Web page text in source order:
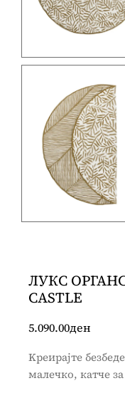
ЛУКС
CASTLE
5.090.00ден
Kреирајте
малечко, катче